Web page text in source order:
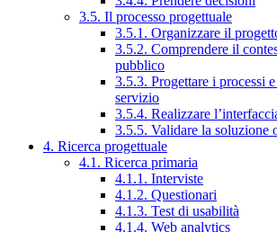
3.5. Il processo progettuale
3.5.1. Organizzare il
3.5.2. Comprendere il
pubblico
3.5.3. Progettare i processi
servizio
3.5.4. Realizzare
3.5.5. Validare la soluzione
4. Ricerca progettuale
4.1. Ricerca primaria
4.1.1. Interviste
4.1.2. Questionari
4.1.3. Test di usabilità
4.1.4. Web analytics